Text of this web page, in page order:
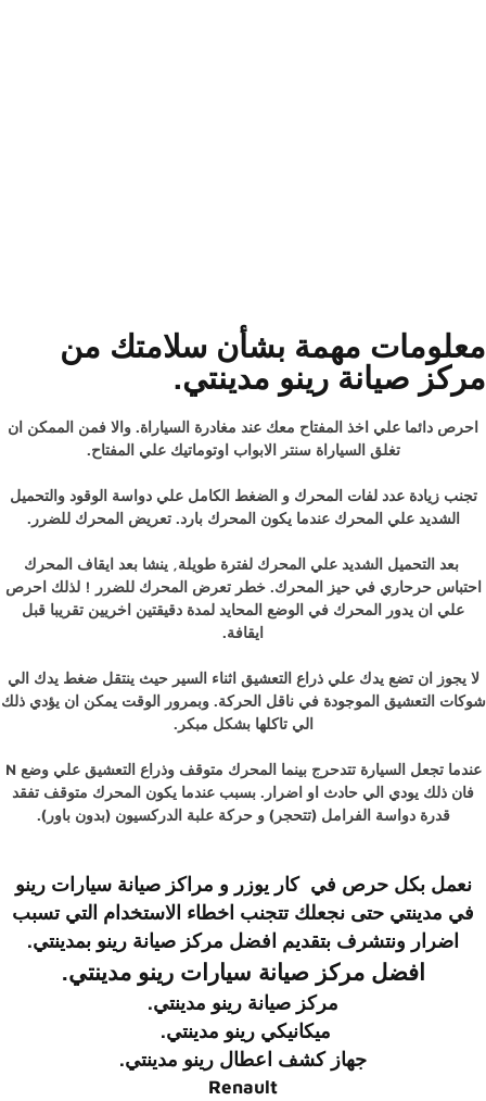
معلومات مهمة بشأن سلامتك من
مركز صيانة رينو مدينتي.
احرص دائما علي اخذ المفتاح معك عند مغادرة السياراة. والا فمن الممكن ان
تغلق السياراة سنتر الابواب اوتوماتيك علي المفتاح.
تجنب زيادة عدد لفات المحرك و الضغط الكامل علي دواسة الوقود والتحميل
الشديد علي المحرك عندما يكون المحرك بارد. تعريض المحرك للضرر.
بعد التحميل الشديد علي المحرك لفترة طويلة, ينشا بعد ايقاف المحرك
احتباس حرحاري في حيز المحرك. خطر تعرض المحرك للضرر ! لذلك احرص
علي ان يدور المحرك في الوضع المحايد لمدة دقيقتين اخريين تقريبا قبل
ايقافة.
لا يجوز ان تضع يدك علي ذراع التعشيق اثناء السير حيث ينتقل ضغط يدك الي
شوكات التعشيق الموجودة في ناقل الحركة. وبمرور الوقت يمكن ان يؤدي ذلك
الي تاكلها بشكل مبكر.
عندما تجعل السيارة تتدحرج بينما المحرك متوقف وذراع التعشيق علي وضع N
فان ذلك يودي الي حادث او اضرار. بسبب عندما يكون المحرك متوقف تفقد
قدرة دواسة الفرامل (تتحجر) و حركة علبة الدركسيون (بدون باور).
نعمل بكل حرص فيكار يوزر و مراكز صيانة سياراترينو
في مدينتي حتى نجعلك تتجنب اخطاء الاستخدام التي تسبب
اضرار ونتشرف بتقديم
افضل مركز صيانة رينو بمدينتي.
افضل مركز صيانة سياراترينومدينتي.
مركز صيانة رينو مدينتي.
ميكانيكي رينو مدينتي.
جهاز كشف اعطال رينو مدينتي.
Renault